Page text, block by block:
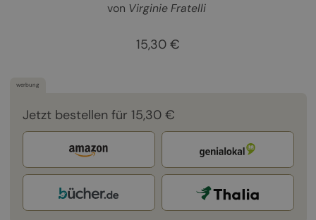
von Virginie Fratelli
15,30 €
werbung
Jetzt bestellen für 15,30 €